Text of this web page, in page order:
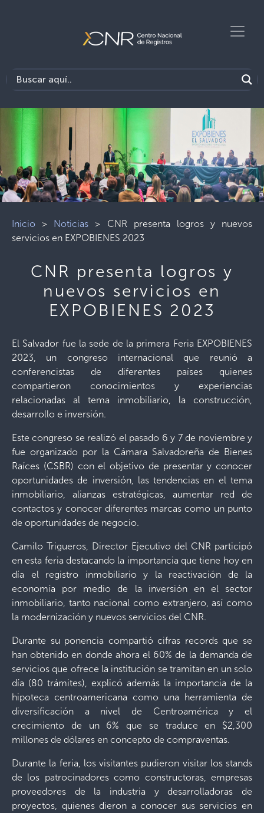
Inicio > Noticias > CNR presenta logros y nuevos
servicios en EXPOBIENES 2023
CNR presenta logros y
nuevos servicios en
EXPOBIENES 2023
El Salvador fue la sede de la primera Feria EXPOBIENES
2023, un congreso internacional que reunió a
conferencistas de diferentes países quienes
compartieron conocimientos y experiencias
relacionadas al tema inmobiliario, la construcción,
desarrollo e inversión.
Este congreso se realizó el pasado 6 y 7 de noviembre y
fue organizado por la Cámara Salvadoreña de Bienes
Raíces (CSBR) con el objetivo de presentar y conocer
oportunidades de inversión, las tendencias en el tema
inmobiliario, alianzas estratégicas, aumentar red de
contactos y conocer diferentes marcas como un punto
de oportunidades de negocio.
Camilo Trigueros, Director Ejecutivo del CNR participó
en esta feria destacando la importancia que tiene hoy en
día el registro inmobiliario y la reactivación de la
economía por medio de la inversión en el sector
inmobiliario, tanto nacional como extranjero, así como
la modernización y nuevos servicios del CNR.
Durante su ponencia compartió cifras records que se
han obtenido en donde ahora el 60% de la demanda de
servicios que ofrece la institución se tramitan en un solo
día (80 trámites), explicó además la importancia de la
hipoteca centroamericana como una herramienta de
diversificación a nivel de Centroamérica y el
crecimiento de un 6% que se traduce en $2,300
millones de dólares en concepto de compraventas.
Durante la feria, los visitantes pudieron visitar los stands
de los patrocinadores como constructoras, empresas
proveedores de la industria y desarrolladoras de
proyectos, quienes dieron a conocer sus servicios en